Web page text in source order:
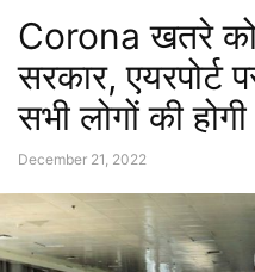
Corona खतरे
सरकार,
सभी लोगों की
December 21, 2022